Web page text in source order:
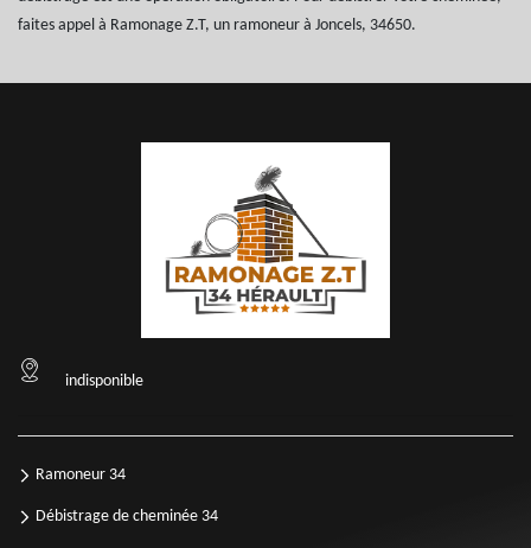
faites appel à Ramonage Z.T, un ramoneur à Joncels, 34650.
indisponible
Ramoneur 34
Débistrage de cheminée 34